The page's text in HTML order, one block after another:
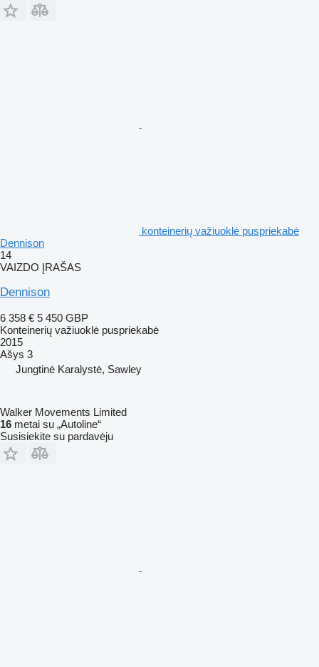
konteinerių važiuoklė puspriekabė
Dennison
14
VAIZDO ĮRAŠAS
Dennison
6 358 € 5 450 GBP
Konteinerių važiuoklė puspriekabė
2015
Ašys 3
Jungtinė Karalystė, Sawley
Walker Movements Limited
16 metai su „Autoline“
Susisiekite su pardavėju